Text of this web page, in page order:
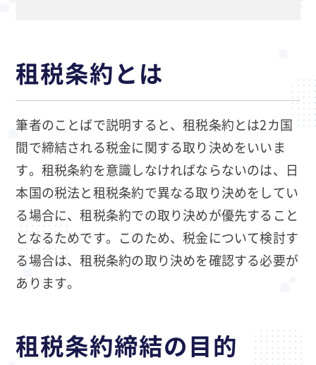
租税条約とは
筆者のことばで説明すると、租税条約とは2カ国
間で締結される税金に関する取り決めをいいま
す。租税条約を意識しなければならないのは、日
本国の税法と租税条約で異なる取り決めをしてい
る場合に、租税条約での取り決めが優先すること
となるためです。このため、税金について検討す
る場合は、租税条約の取り決めを確認する必要が
あります。
租税条約締結の目的